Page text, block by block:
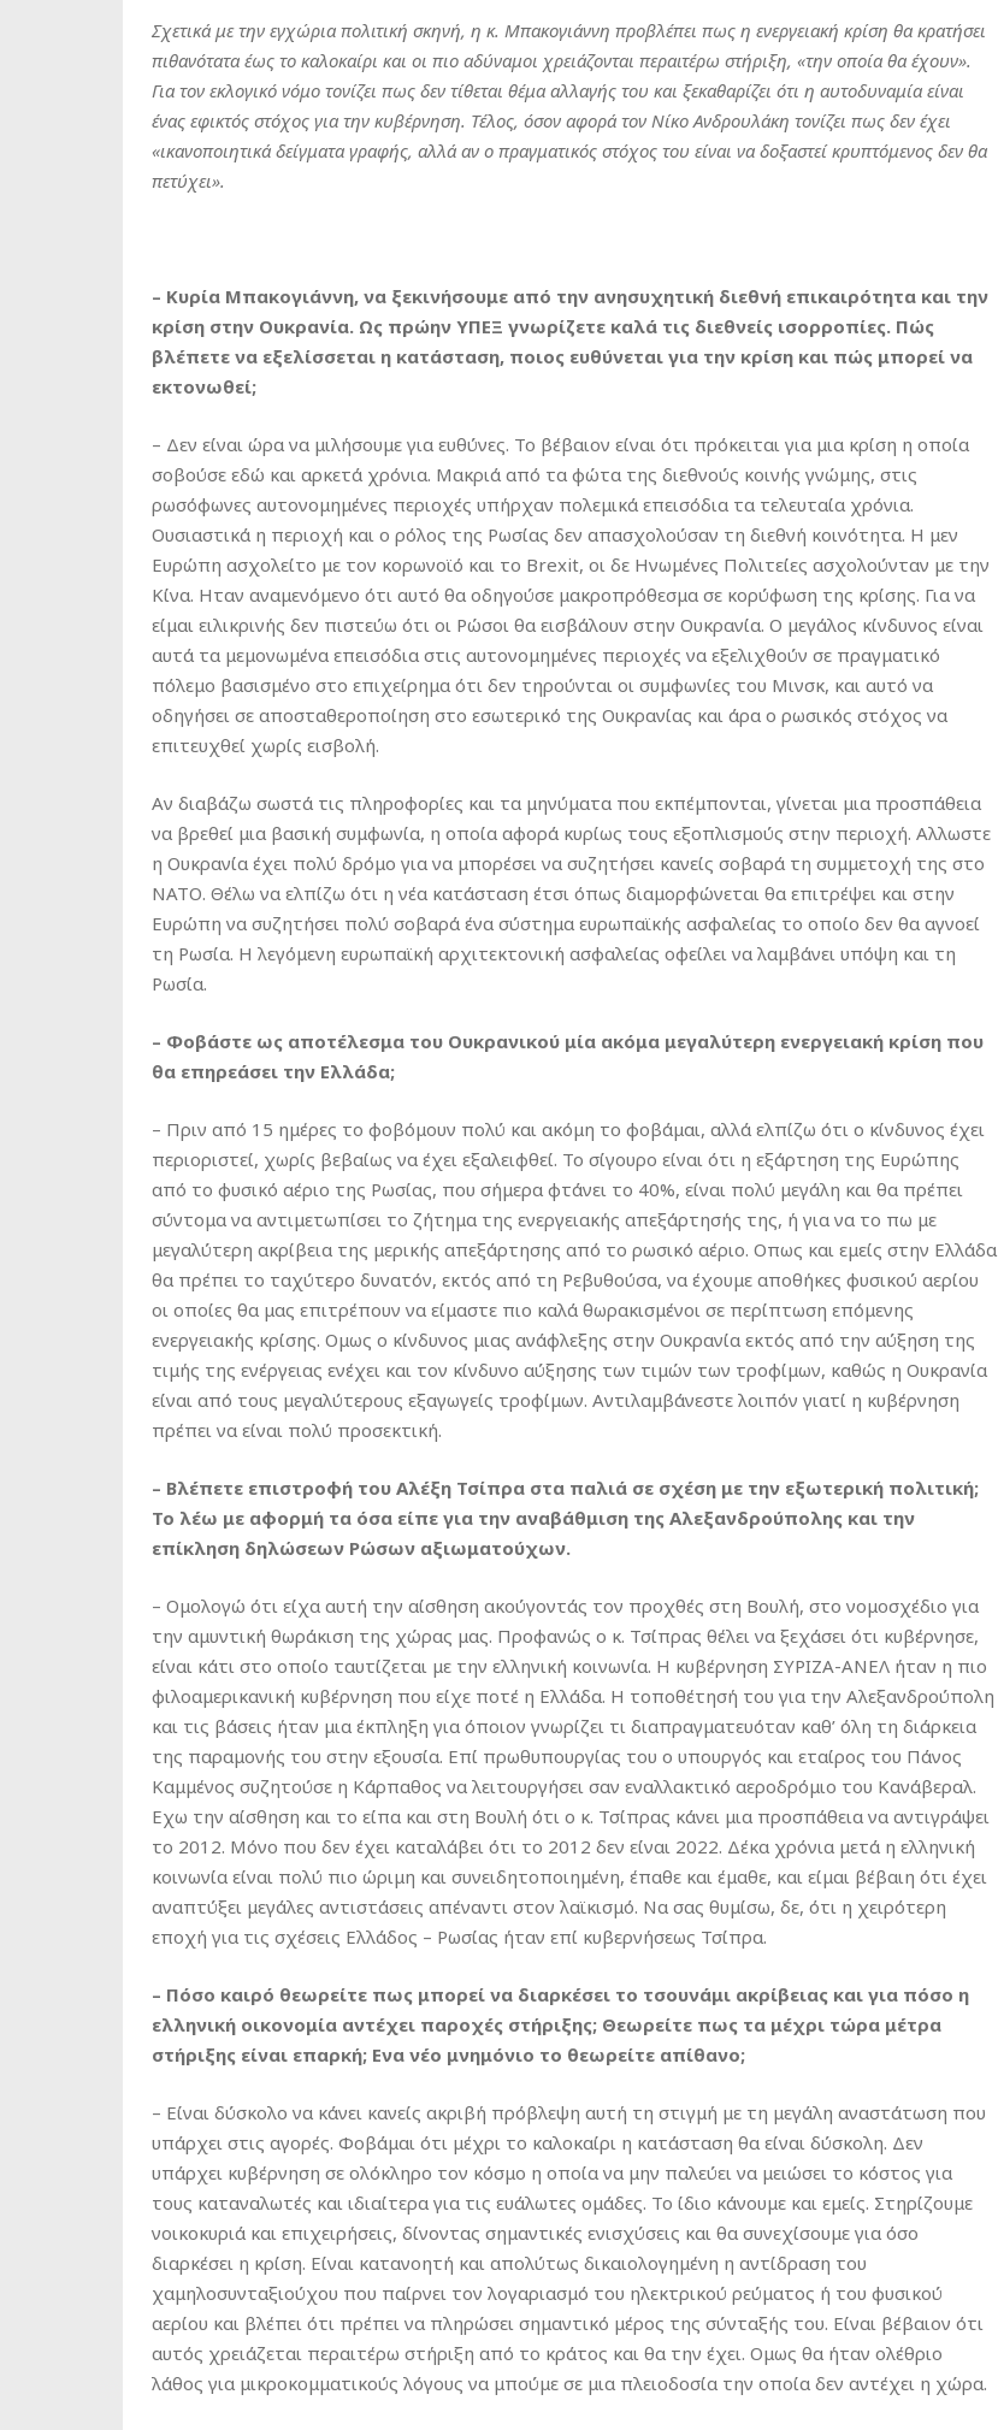
Σχετικά με την εγχώρια πολιτική σκηνή, η κ. Μπακογιάννη προβλέπει πως η ενεργειακή κρίση θα κρατήσει
πιθανότατα έως το καλοκαίρι και οι πιο αδύναμοι χρειάζονται περαιτέρω στήριξη, «την οποία θα έχουν».
Για τον εκλογικό νόμο τονίζει πως δεν τίθεται θέμα αλλαγής του και ξεκαθαρίζει ότι η αυτοδυναμία είναι
ένας εφικτός στόχος για την κυβέρνηση. Τέλος, όσον αφορά τον Νίκο Ανδρουλάκη τονίζει πως δεν έχει
«ικανοποιητικά δείγματα γραφής, αλλά αν ο πραγματικός στόχος του είναι να δοξαστεί κρυπτόμενος δεν θα
πετύχει».
– Κυρία Μπακογιάννη, να ξεκινήσουμε από την ανησυχητική διεθνή επικαιρότητα και την
κρίση στην Ουκρανία. Ως πρώην ΥΠΕΞ γνωρίζετε καλά τις διεθνείς ισορροπίες. Πώς
βλέπετε να εξελίσσεται η κατάσταση, ποιος ευθύνεται για την κρίση και πώς μπορεί να
εκτονωθεί;
– Δεν είναι ώρα να μιλήσουμε για ευθύνες. Το βέβαιον είναι ότι πρόκειται για μια κρίση η οποία
σοβούσε εδώ και αρκετά χρόνια. Μακριά από τα φώτα της διεθνούς κοινής γνώμης, στις
ρωσόφωνες αυτονομημένες περιοχές υπήρχαν πολεμικά επεισόδια τα τελευταία χρόνια.
Ουσιαστικά η περιοχή και ο ρόλος της Ρωσίας δεν απασχολούσαν τη διεθνή κοινότητα. Η μεν
Ευρώπη ασχολείτο με τον κορωνοϊό και το Brexit, οι δε Ηνωμένες Πολιτείες ασχολούνταν με την
Κίνα. Ηταν αναμενόμενο ότι αυτό θα οδηγούσε μακροπρόθεσμα σε κορύφωση της κρίσης. Για να
είμαι ειλικρινής δεν πιστεύω ότι οι Ρώσοι θα εισβάλουν στην Ουκρανία. Ο μεγάλος κίνδυνος είναι
αυτά τα μεμονωμένα επεισόδια στις αυτονομημένες περιοχές να εξελιχθούν σε πραγματικό
πόλεμο βασισμένο στο επιχείρημα ότι δεν τηρούνται οι συμφωνίες του Μινσκ, και αυτό να
οδηγήσει σε αποσταθεροποίηση στο εσωτερικό της Ουκρανίας και άρα ο ρωσικός στόχος να
επιτευχθεί χωρίς εισβολή.
Αν διαβάζω σωστά τις πληροφορίες και τα μηνύματα που εκπέμπονται, γίνεται μια προσπάθεια
να βρεθεί μια βασική συμφωνία, η οποία αφορά κυρίως τους εξοπλισμούς στην περιοχή. Αλλωστε
η Ουκρανία έχει πολύ δρόμο για να μπορέσει να συζητήσει κανείς σοβαρά τη συμμετοχή της στο
ΝΑΤΟ. Θέλω να ελπίζω ότι η νέα κατάσταση έτσι όπως διαμορφώνεται θα επιτρέψει και στην
Ευρώπη να συζητήσει πολύ σοβαρά ένα σύστημα ευρωπαϊκής ασφαλείας το οποίο δεν θα αγνοεί
τη Ρωσία. Η λεγόμενη ευρωπαϊκή αρχιτεκτονική ασφαλείας οφείλει να λαμβάνει υπόψη και τη
Ρωσία.
– Φοβάστε ως αποτέλεσμα του Ουκρανικού μία ακόμα μεγαλύτερη ενεργειακή κρίση που
θα επηρεάσει την Ελλάδα;
– Πριν από 15 ημέρες το φοβόμουν πολύ και ακόμη το φοβάμαι, αλλά ελπίζω ότι ο κίνδυνος έχει
περιοριστεί, χωρίς βεβαίως να έχει εξαλειφθεί. Το σίγουρο είναι ότι η εξάρτηση της Ευρώπης
από το φυσικό αέριο της Ρωσίας, που σήμερα φτάνει το 40%, είναι πολύ μεγάλη και θα πρέπει
σύντομα να αντιμετωπίσει το ζήτημα της ενεργειακής απεξάρτησής της, ή για να το πω με
μεγαλύτερη ακρίβεια της μερικής απεξάρτησης από το ρωσικό αέριο. Οπως και εμείς στην Ελλάδα
θα πρέπει το ταχύτερο δυνατόν, εκτός από τη Ρεβυθούσα, να έχουμε αποθήκες φυσικού αερίου
οι οποίες θα μας επιτρέπουν να είμαστε πιο καλά θωρακισμένοι σε περίπτωση επόμενης
ενεργειακής κρίσης. Ομως ο κίνδυνος μιας ανάφλεξης στην Ουκρανία εκτός από την αύξηση της
τιμής της ενέργειας ενέχει και τον κίνδυνο αύξησης των τιμών των τροφίμων, καθώς η Ουκρανία
είναι από τους μεγαλύτερους εξαγωγείς τροφίμων. Αντιλαμβάνεστε λοιπόν γιατί η κυβέρνηση
πρέπει να είναι πολύ προσεκτική.
– Βλέπετε επιστροφή του Αλέξη Τσίπρα στα παλιά σε σχέση με την εξωτερική πολιτική;
Το λέω με αφορμή τα όσα είπε για την αναβάθμιση της Αλεξανδρούπολης και την
επίκληση δηλώσεων Ρώσων αξιωματούχων.
– Ομολογώ ότι είχα αυτή την αίσθηση ακούγοντάς τον προχθές στη Βουλή, στο νομοσχέδιο για
την αμυντική θωράκιση της χώρας μας. Προφανώς ο κ. Τσίπρας θέλει να ξεχάσει ότι κυβέρνησε,
είναι κάτι στο οποίο ταυτίζεται με την ελληνική κοινωνία. Η κυβέρνηση ΣΥΡΙΖΑ-ΑΝΕΛ ήταν η πιο
φιλοαμερικανική κυβέρνηση που είχε ποτέ η Ελλάδα. Η τοποθέτησή του για την Αλεξανδρούπολη
και τις βάσεις ήταν μια έκπληξη για όποιον γνωρίζει τι διαπραγματευόταν καθ’ όλη τη διάρκεια
της παραμονής του στην εξουσία. Επί πρωθυπουργίας του ο υπουργός και εταίρος του Πάνος
Καμμένος συζητούσε η Κάρπαθος να λειτουργήσει σαν εναλλακτικό αεροδρόμιο του Κανάβεραλ.
Εχω την αίσθηση και το είπα και στη Βουλή ότι ο κ. Τσίπρας κάνει μια προσπάθεια να αντιγράψει
το 2012. Μόνο που δεν έχει καταλάβει ότι το 2012 δεν είναι 2022. Δέκα χρόνια μετά η ελληνική
κοινωνία είναι πολύ πιο ώριμη και συνειδητοποιημένη, έπαθε και έμαθε, και είμαι βέβαιη ότι έχει
αναπτύξει μεγάλες αντιστάσεις απέναντι στον λαϊκισμό. Να σας θυμίσω, δε, ότι η χειρότερη
εποχή για τις σχέσεις Ελλάδος – Ρωσίας ήταν επί κυβερνήσεως Τσίπρα.
– Πόσο καιρό θεωρείτε πως μπορεί να διαρκέσει το τσουνάμι ακρίβειας και για πόσο η
ελληνική οικονομία αντέχει παροχές στήριξης; Θεωρείτε πως τα μέχρι τώρα μέτρα
στήριξης είναι επαρκή; Ενα νέο μνημόνιο το θεωρείτε απίθανο;
– Είναι δύσκολο να κάνει κανείς ακριβή πρόβλεψη αυτή τη στιγμή με τη μεγάλη αναστάτωση που
υπάρχει στις αγορές. Φοβάμαι ότι μέχρι το καλοκαίρι η κατάσταση θα είναι δύσκολη. Δεν
υπάρχει κυβέρνηση σε ολόκληρο τον κόσμο η οποία να μην παλεύει να μειώσει το κόστος για
τους καταναλωτές και ιδιαίτερα για τις ευάλωτες ομάδες. Το ίδιο κάνουμε και εμείς. Στηρίζουμε
νοικοκυριά και επιχειρήσεις, δίνοντας σημαντικές ενισχύσεις και θα συνεχίσουμε για όσο
διαρκέσει η κρίση. Είναι κατανοητή και απολύτως δικαιολογημένη η αντίδραση του
χαμηλοσυνταξιούχου που παίρνει τον λογαριασμό του ηλεκτρικού ρεύματος ή του φυσικού
αερίου και βλέπει ότι πρέπει να πληρώσει σημαντικό μέρος της σύνταξής του. Είναι βέβαιον ότι
αυτός χρειάζεται περαιτέρω στήριξη από το κράτος και θα την έχει. Ομως θα ήταν ολέθριο
λάθος για μικροκομματικούς λόγους να μπούμε σε μια πλειοδοσία την οποία δεν αντέχει η χώρα.